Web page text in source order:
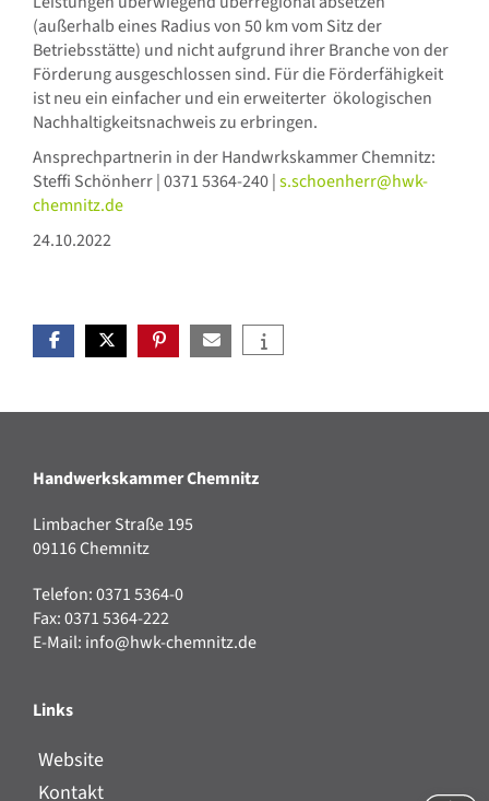
(außerhalb eines Radius von 50 km vom Sitz der
Betriebsstätte) und nicht aufgrund ihrer Branche von der
Förderung ausgeschlossen sind. Für die Förderfähigkeit
ist neu ein einfacher und ein erweiterter ökologischen
Nachhaltigkeitsnachweis zu erbringen.
Ansprechpartnerin in der Handwrkskammer Chemnitz:
Steffi Schönherr | 0371 5364-240 |s.schoenherr@hwk-
chemnitz.de
24.10.2022
Handwerkskammer Chemnitz
Limbacher Straße 195
09116 Chemnitz
Telefon: 0371 5364-0
Fax: 0371 5364-222
E-Mail: info@hwk-chemnitz.de
Links
Website
Kontakt